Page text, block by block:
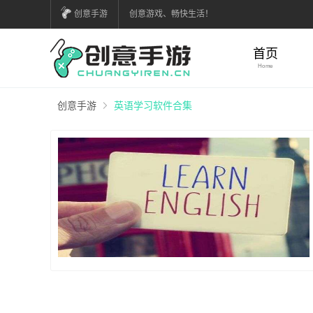
创意手游 创意游戏、畅快生活！
首页
Home
创意手游 英语学习软件合集